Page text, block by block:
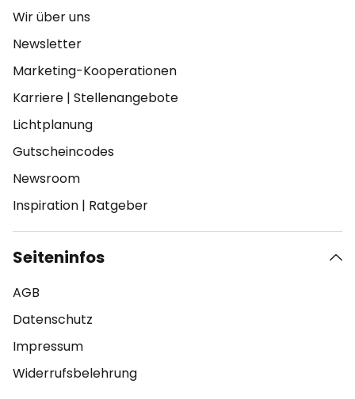
Wir über uns
Newsletter
Marketing-Kooperationen
Karriere | Stellenangebote
Lichtplanung
Gutscheincodes
Newsroom
Inspiration | Ratgeber
Seiteninfos
AGB
Datenschutz
Impressum
Widerrufsbelehrung